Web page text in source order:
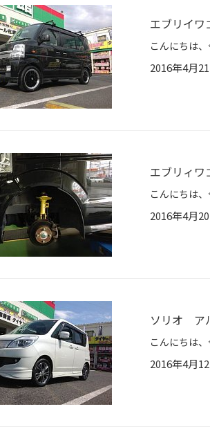
エブリイ
2016年4月
エブリィ
2016年4月
ソリオ ア
2016年4月